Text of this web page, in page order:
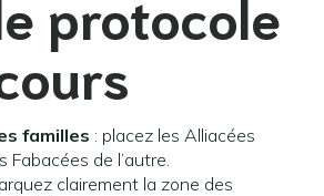
protocole
familles : placez les Alliacées
Fabacées de l’autre.
clairement la zone des